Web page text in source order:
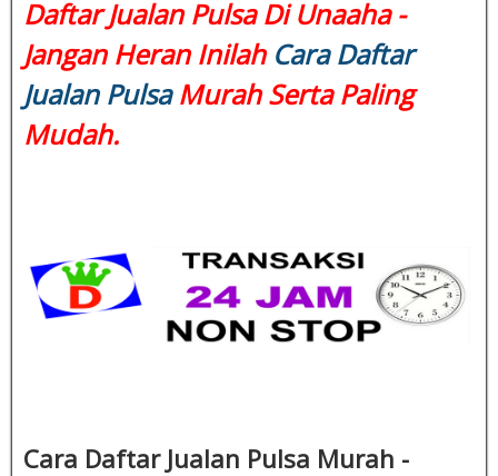
Daftar Jualan Pulsa Di Unaaha -
Jangan Heran Inilah Cara Daftar
Jualan PulsaMurah Serta Paling
Mudah.
Cara Daftar Jualan Pulsa Murah -